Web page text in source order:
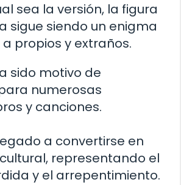
sea la versión, la figura
sigue siendo un enigma
propios y extraños.
sido motivo de
numerosas
y canciones.
a convertirse en
representando el
y el arrepentimiento.